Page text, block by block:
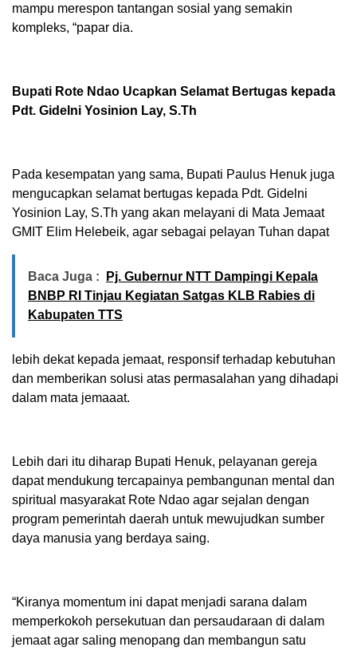
mampu merespon tantangan sosial yang semakin
kompleks, “papar dia.
Bupati Rote Ndao Ucapkan Selamat Bertugas kepada
Pdt. Gidelni Yosinion Lay, S.Th
Pada kesempatan yang sama, Bupati Paulus Henuk juga
mengucapkan selamat bertugas kepada Pdt. Gidelni
Yosinion Lay, S.Th yang akan melayani di Mata Jemaat
GMIT Elim Helebeik, agar sebagai pelayan Tuhan dapat
Baca Juga :
Pj. Gubernur NTT Dampingi Kepala
BNBP RI Tinjau Kegiatan Satgas KLB Rabies di
Kabupaten TTS
lebih dekat kepada jemaat, responsif terhadap kebutuhan
dan memberikan solusi atas permasalahan yang dihadapi
dalam mata jemaaat.
Lebih dari itu diharap Bupati Henuk, pelayanan gereja
dapat mendukung tercapainya pembangunan mental dan
spiritual masyarakat Rote Ndao agar sejalan dengan
program pemerintah daerah untuk mewujudkan sumber
daya manusia yang berdaya saing.
“Kiranya momentum ini dapat menjadi sarana dalam
memperkokoh persekutuan dan persaudaraan di dalam
jemaat agar saling menopang dan membangun satu